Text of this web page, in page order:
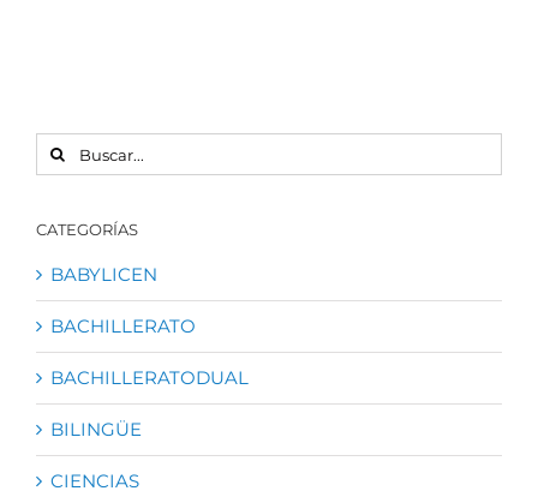
BUSCAR:
CATEGORÍAS
BABYLICEN
BACHILLERATO
BACHILLERATODUAL
BILINGÜE
CIENCIAS